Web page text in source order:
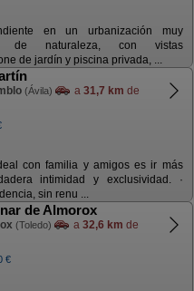
en un urbanización muy
de naturaleza, con vistas
de jardín y piscina privada, ...
(Ávila) a 31,7 km de
con familia y amigos es ir más
intimidad y exclusividad. ·
sin renu ...
de Almorox
(Toledo) a 32,6 km de
€